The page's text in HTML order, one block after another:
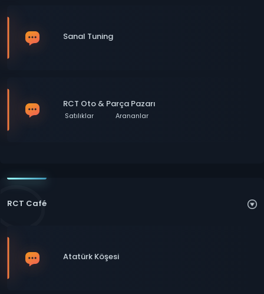
Sanal Tuning
RCT Oto & Parça Pazarı
Satılıklar Arananlar
RCT Café
Atatürk Köşesi